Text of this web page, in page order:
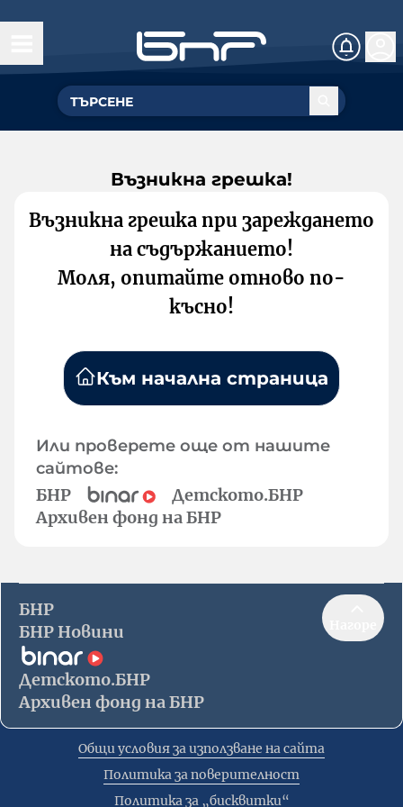
Възникна грешка!
Възникна грешка при зареждането
на съдържанието!
Моля, опитайте отново по-
късно!
Към начална страница
Или проверете още от нашите
сайтове:
БНР
Детското.БНР
Архивен фонд на БНР
БНР
БНР Новини
Детското.БНР
Архивен фонд на БНР
Общи условия за използване на сайта
Политика за поверителност
Политика за „бисквитки“